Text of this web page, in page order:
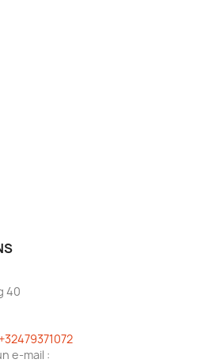
40
e-mail :